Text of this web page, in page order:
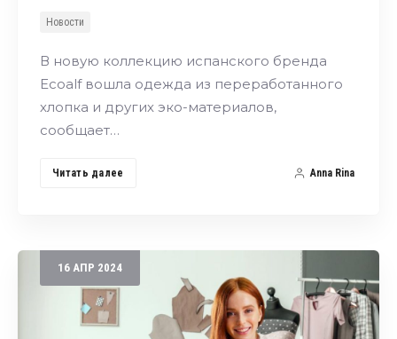
Новости
В новую коллекцию испанского бренда
Ecoalf вошла одежда из переработанного
хлопка и других эко-материалов,
сообщает…
Читать далее Anna Rina
16 АПР 2024